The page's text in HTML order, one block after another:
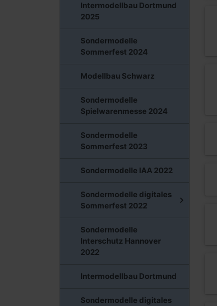
Intermodellbau Dortmund
2025
Sondermodelle
Sommerfest 2024
Modellbau Schwarz
Sondermodelle
Spielwarenmesse 2024
Sondermodelle
Sommerfest 2023
Sondermodelle IAA 2022
Sondermodelle digitales
Sommerfest 2022
Sondermodelle
Interschutz Hannover
2022
Intermodellbau Dortmund
Sondermodelle digitales